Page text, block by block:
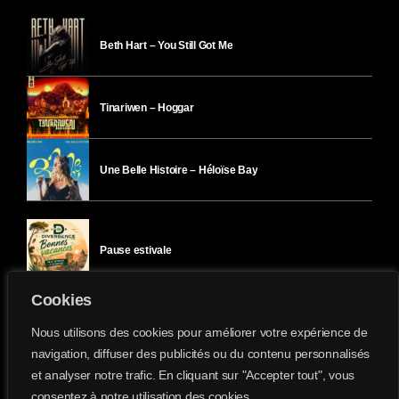
Cookies
Nous utilisons des cookies pour améliorer votre expérience de
navigation, diffuser des publicités ou du contenu personnalisés
et analyser notre trafic. En cliquant sur "Accepter tout", vous
Beth Hart – You Still Got Me
Tinariwen – Hoggar
Une Belle Histoire – Héloïse Bay
Pause estivale
Ici l’Ombre – mardi 28 juillet